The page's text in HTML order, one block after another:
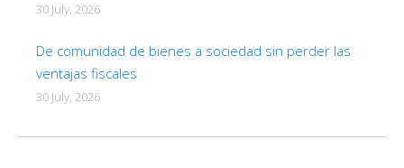
30 July, 2026
De comunidad de bienes a sociedad sin perder las
ventajas fiscales
30 July, 2026